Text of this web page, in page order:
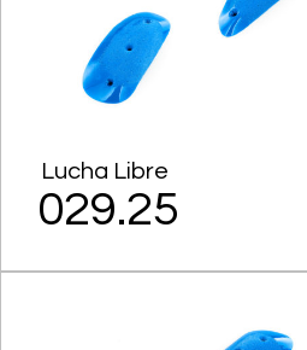
Lucha Libre
029.25